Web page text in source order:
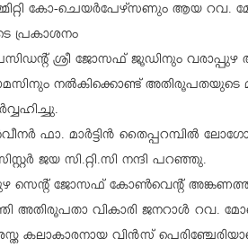
കോ-ചെയർപേഴ്സണും ആയ റവ.
പ്രകാശനം
ശ്രീ ജോസഫ് ജൂഡിനും വരാപ്പുഴ
നൽകിക്കൊണ്ട് അതിരൂപതയുടെ
ഫാ. മാർട്ടിൻ തൈപ്പറമ്പിൽ
ജയ സി.റ്റി.സി നന്ദി പറഞ്ഞു.
സെന്റ് ജോസഫ് കോൺവെന്റ്
അതിരൂപതാ വികാരി ജനറാൾ റവ. മോൺ.
കലാകാരനായ വിൻസ്